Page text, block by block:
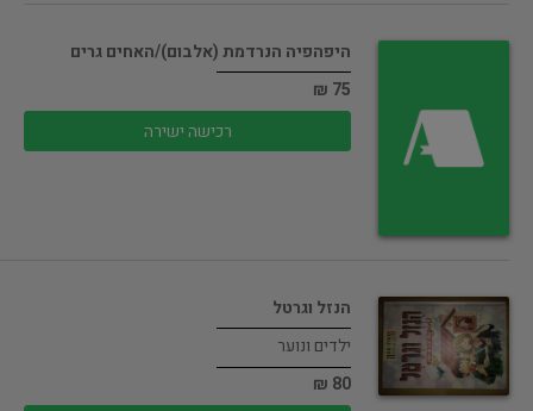
היפהפיה הנרדמת (אלבום)/האחים גרים
75 ₪
רכישה ישירה
הנזל וגרטל
ילדים ונוער
80 ₪